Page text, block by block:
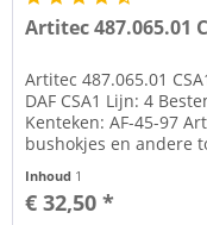
Artitec 487.065.01
Artitec 487.065.01
DAF CSA1 Lijn: 4
Kenteken: AF-45-97
bushokjes en andere
Inhoud 1
€ 32,50 *